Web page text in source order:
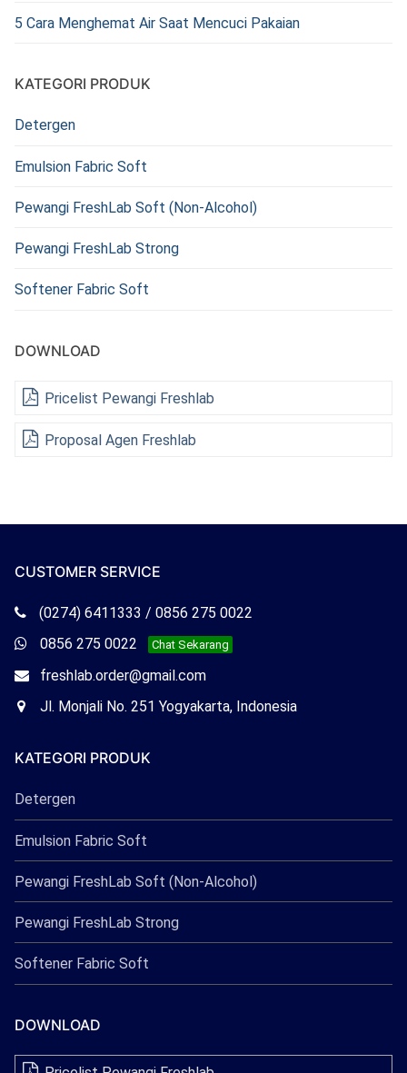
5 Cara Menghemat Air Saat Mencuci Pakaian
KATEGORI PRODUK
Detergen
Emulsion Fabric Soft
Pewangi FreshLab Soft (Non-Alcohol)
Pewangi FreshLab Strong
Softener Fabric Soft
DOWNLOAD
Pricelist Pewangi Freshlab
Proposal Agen Freshlab
CUSTOMER SERVICE
Telepon
Freshlab
(0274) 6411333 / 0856 275 0022
Whatsapp
Freshlab
0856 275 0022 Chat Sekarang
Email
Freshlab
freshlab.order@gmail.com
OfficeJl. Monjali No. 251 Yogyakarta, Indonesia
KATEGORI PRODUK
Detergen
Emulsion Fabric Soft
Pewangi FreshLab Soft (Non-Alcohol)
Pewangi FreshLab Strong
Softener Fabric Soft
DOWNLOAD